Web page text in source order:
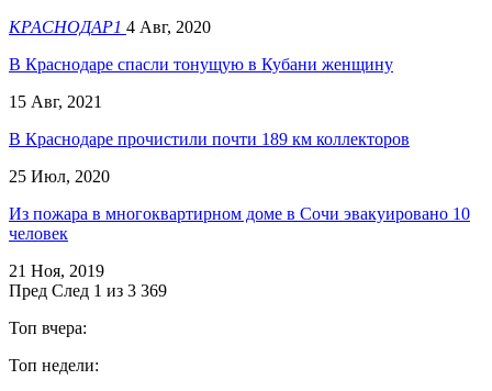
КРАСНОДАР1 4 Авг, 2020
В Краснодаре спасли тонущую в Кубани женщину
15 Авг, 2021
В Краснодаре прочистили почти 189 км коллекторов
25 Июл, 2020
Из пожара в многоквартирном доме в Сочи эвакуировано 10
человек
21 Ноя, 2019
Пред След 1 из 3 369
Топ вчера:
Топ недели: